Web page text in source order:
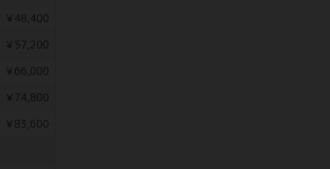
￥48,400
￥57,200
￥66,000
￥74,800
￥83,600